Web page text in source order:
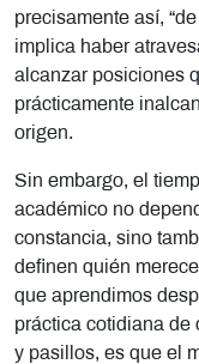
precisamente así,
implica haber
alcanzar posiciones
prácticamente
origen.
Sin embargo, el
académico no
constancia, sino
definen quién
que aprendimos
práctica cotidiana de
y pasillos, es que el